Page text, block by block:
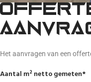
Het aanvragen van een
Aantal m² netto gemeten*